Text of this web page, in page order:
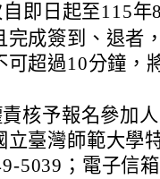
即日起至115
完成簽到、退者
可超過10分鐘，
核予報名參加
立臺灣師範大學
5039；電子信